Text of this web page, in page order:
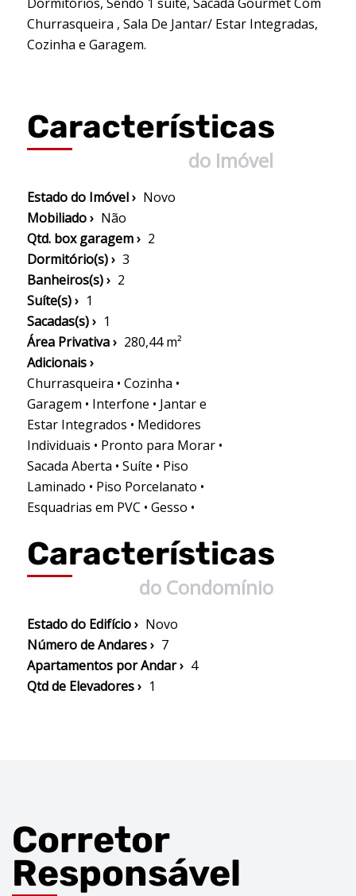
Churrasqueira , Sala De Jantar/ Estar Integradas,
Cozinha e Garagem.
Características
do Imóvel
Estado do Imóvel › Novo
Mobiliado › Não
Qtd. box garagem › 2
Dormitório(s) › 3
Banheiros(s) › 2
Suíte(s) › 1
Sacadas(s) › 1
Área Privativa › 280,44 m²
Adicionais ›
Churrasqueira • Cozinha •
Garagem • Interfone • Jantar e
Estar Integrados • Medidores
Individuais • Pronto para Morar •
Sacada Aberta • Suíte • Piso
Laminado • Piso Porcelanato •
Esquadrias em PVC • Gesso •
Características
do Condomínio
Estado do Edifício › Novo
Número de Andares › 7
Apartamentos por Andar › 4
Qtd de Elevadores › 1
Corretor
Responsável